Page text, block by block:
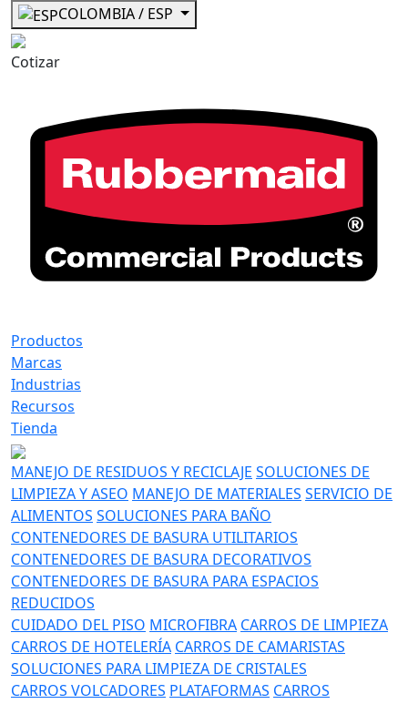
COLOMBIA / ESP
Cotizar
Productos
Marcas
Industrias
Recursos
Tienda
MANEJO DE RESIDUOS Y RECICLAJE SOLUCIONES DE
LIMPIEZA Y ASEO MANEJO DE MATERIALES SERVICIO DE
ALIMENTOS SOLUCIONES PARA BAÑO
CONTENEDORES DE BASURA UTILITARIOS
CONTENEDORES DE BASURA DECORATIVOS
CONTENEDORES DE BASURA PARA ESPACIOS
REDUCIDOS
CUIDADO DEL PISO MICROFIBRA CARROS DE LIMPIEZA
CARROS DE HOTELERÍA CARROS DE CAMARISTAS
SOLUCIONES PARA LIMPIEZA DE CRISTALES
CARROS VOLCADORES PLATAFORMAS CARROS